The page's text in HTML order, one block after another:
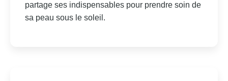
partage ses indispensables pour prendre soin de
sa peau sous le soleil.